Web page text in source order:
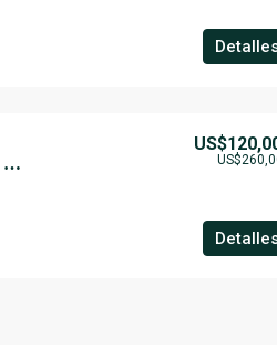
VISTA CANA COMPLEJO- BAVARO, PUNTA CANA.